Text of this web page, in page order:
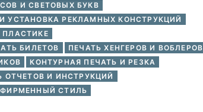
И СВЕТОВЫХ БУКВ
УСТАНОВКА РЕКЛАМНЫХ КОНСТРУКЦИЙ
ПЛАСТИКЕ
БИЛЕТОВ
ПЕЧАТЬ ХЕНГЕРОВ И ВОБЛЕРОВ
КОНТУРНАЯ ПЕЧАТЬ И РЕЗКА
ОТЧЕТОВ И ИНСТРУКЦИЙ
СТИЛЬ